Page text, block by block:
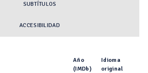
SUBTÍTULOS
ACCESIBILIDAD
Año
(IMDb)
Idioma
original